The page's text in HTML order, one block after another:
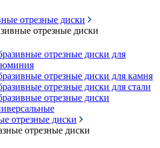
отрезные диски
отрезные диски
отрезные диски для
отрезные диски для камня
отрезные диски для стали
отрезные диски
отрезные диски
отрезные диски